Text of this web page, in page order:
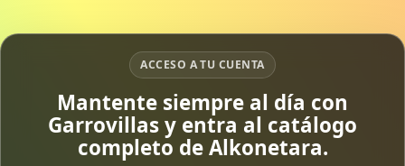
ACCESO A TU CUENTA
Mantente siempre al día con
Garrovillas y entra al catálogo
completo de Alkonetara.